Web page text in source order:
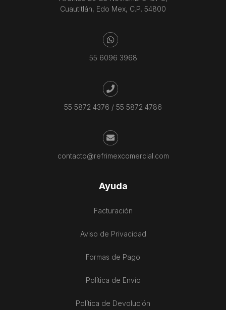
Cuautitlán, Edo Mex, C.P. 54800
55 6096 3968
55 5872 4376 / 55 5872 4786
contacto@refrimexcomercial.com
Ayuda
Facturación
Aviso de Privacidad
Formas de Pago
Política de Envío
Política de Devolución